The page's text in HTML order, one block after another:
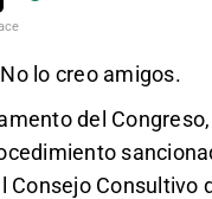
lo creo amigos.
del
Consejo Consultivo